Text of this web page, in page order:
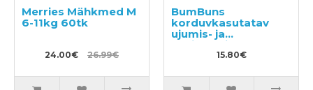
Merries Mähkmed M
6-11kg 60tk
24.00€ 26.99€
BumBuns
korduvkasutatav
ujumis- ja
potitreeningu mähe
S 8–11kg15.80€